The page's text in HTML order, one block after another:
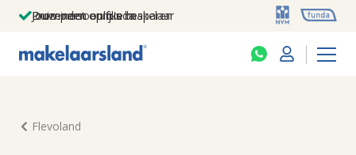
Jouw persoonlijke makelaar
Duizenden euro's besparen
Prominent op funda
Flevoland